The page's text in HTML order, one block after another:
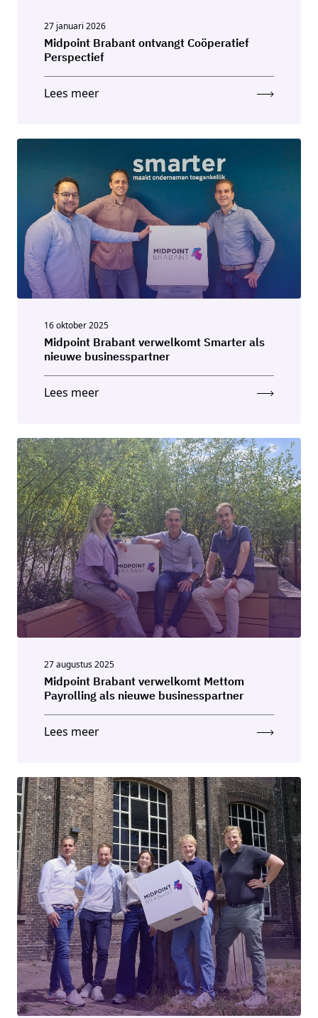
Midpoint Brabant ontvangt Coöperatief
Perspectief
27 januari 2026
Lees meer
Midpoint Brabant verwelkomt Smarter als
nieuwe businesspartner
16 oktober 2025
Lees meer
Midpoint Brabant verwelkomt Mettom
Payrolling als nieuwe businesspartner
27 augustus 2025
Lees meer